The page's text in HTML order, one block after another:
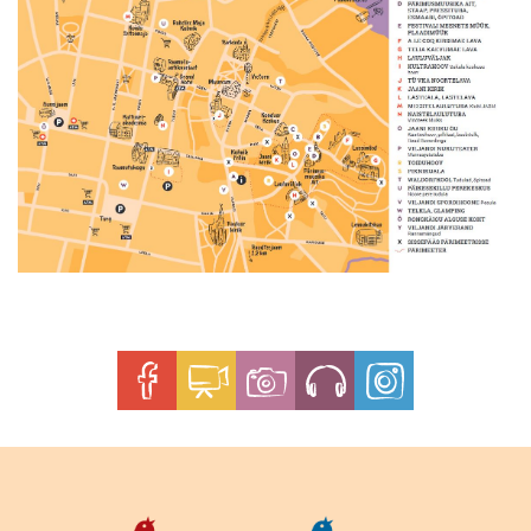
Festival
Teema "Sajaga!"
Festivali sünnilugu
Vabatahtlikule
Toitlustajatele
Tegijad
Partnerid
Start-up-bändide konkurss